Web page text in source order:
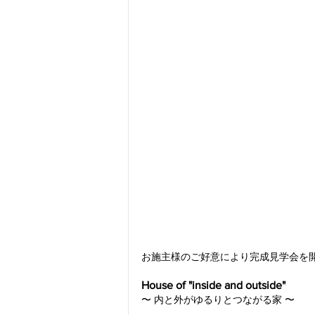
お施主様のご好意により完成見学会を
House of "inside and outside"
〜 内と外がゆるりとつながる家 〜